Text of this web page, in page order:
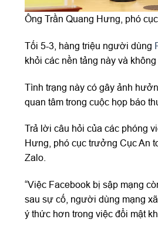
Ông Trần Quang Hưng, phó
Tối 5-3, hàng triệu người dùng
khỏi các nền tảng này và
Tình trạng này có gây ảnh
quan tâm trong cuộc họp báo
Trả lời câu hỏi của các phóng
Hưng, phó cục trưởng Cục An
Zalo.
“Việc Facebook bị sập mạng
sau sự cố, người dùng mạng
ý thức hơn trong việc đổi mật